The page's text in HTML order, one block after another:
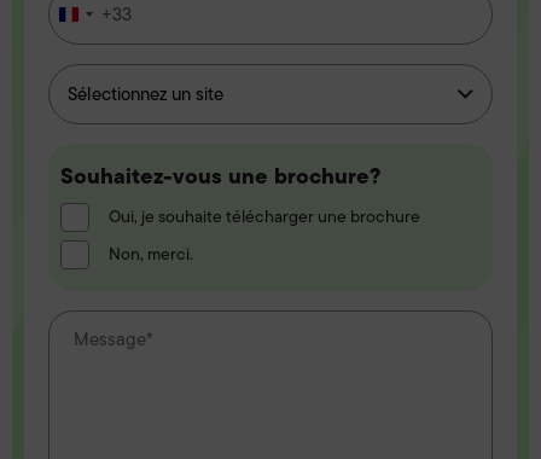
France
+33
+33
Souhaitez-
vous
une
brochure?
Oui, je souhaite télécharger une brochure
Non, merci.
Souhaitez-vous une brochure?